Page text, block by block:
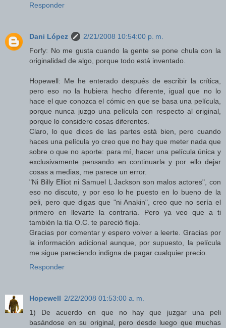
Responder
Dani López
2/21/2008 10:54:00 p. m.
Forfy: No me gusta cuando la gente se pone chula con la
originalidad de algo, porque todo está inventado.
Hopewell: Me he enterado después de escribir la crítica,
pero eso no la hubiera hecho diferente, igual que no lo
hace el que conozca el cómic en que se basa una película,
porque nunca juzgo una película con respecto al original,
porque lo considero cosas diferentes.
Claro, lo que dices de las partes está bien, pero cuando
haces una película yo creo que no hay que meter nada que
sobre o que no aporte: para mí, hacer una película única y
exclusivamente pensando en continuarla y por ello dejar
cosas a medias, me parece un error.
"Ni Billy Elliot ni Samuel L Jackson son malos actores", con
eso no discuto, y por eso lo he puesto en lo bueno de la
peli, pero que digas que "ni Anakin", creo que no sería el
primero en llevarte la contraria. Pero ya veo que a ti
también la tía O.C. te pareció floja.
Gracias por comentar y espero volver a leerte. Gracias por
la información adicional aunque, por supuesto, la película
me sigue pareciendo indigna de pagar cualquier precio.
Responder
Hopewell 2/22/2008 01:53:00 a. m.
1) De acuerdo en que no hay que juzgar una peli
basándose en su original, pero desde luego que muchas